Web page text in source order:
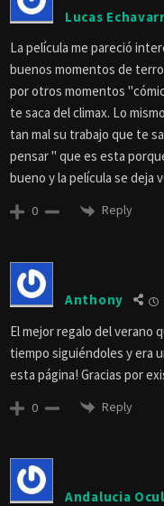
Lucas
La película me pareció
buenos momentos de
por otros momentos
te saca del climax. Lo
tan mal su trabajo que te
pensar " que es esta
bueno y la película se deja
0 Reply
Anthony
El mejor regalo del verano
tiempo siguiéndoles y era
esta página! Gracias por
0 Reply
Andalucia